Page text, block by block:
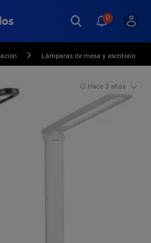
0
Lámparas de mesa y escritorio
Hace 3 años